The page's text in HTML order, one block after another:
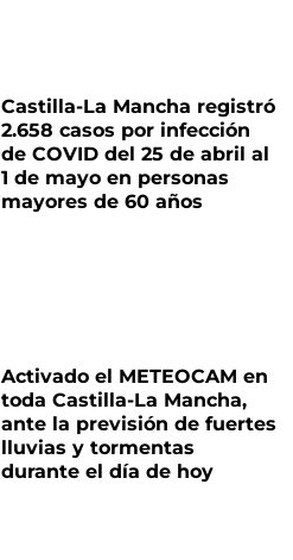
Castilla-La Mancha registró
2.658 casos por infección
de COVID del 25 de abril al
1 de mayo en personas
mayores de 60 años
Activado el METEOCAM en
toda Castilla-La Mancha,
ante la previsión de fuertes
lluvias y tormentas
durante el día de hoy